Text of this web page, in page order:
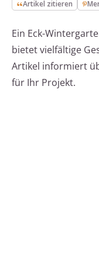
Artikel zitieren
Ein Eck-
bietet vielfältige
Artikel informiert
für Ihr Projekt.